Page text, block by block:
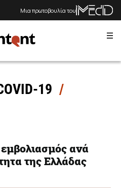
Μια πρωτοβουλία του
19
ανά
της Ελλάδας